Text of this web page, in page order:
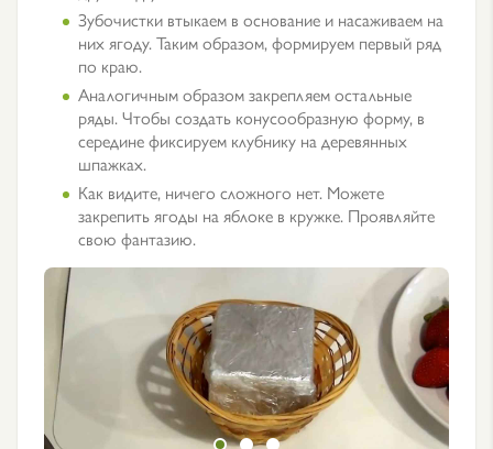
Зубочистки втыкаем в основание и насаживаем на
них ягоду. Таким образом, формируем первый ряд
по краю.
Аналогичным образом закрепляем остальные
ряды. Чтобы создать конусообразную форму, в
середине фиксируем клубнику на деревянных
шпажках.
Как видите, ничего сложного нет. Можете
закрепить ягоды на яблоке в кружке. Проявляйте
свою фантазию.